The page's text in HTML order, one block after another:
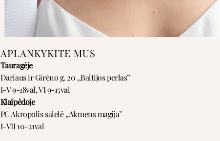
APLANKYKITE MUS
Tauragėje
Dariaus ir Girėno g. 20 ,,Baltijos perlas”
I-V 9-18val, VI 9-15val
Klaipėdoje
PC Akropolis salelė ,,Akmens magija”
I-VII 10-21val